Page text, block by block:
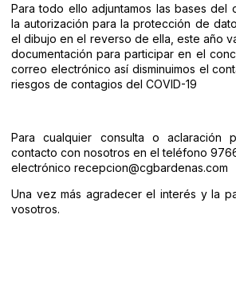
Para todo ello adjuntamos las bases del
la autorización para la protección de
el dibujo en el reverso de ella, este año
documentación para participar en el
correo electrónico así disminuimos el
riesgos de contagios del COVID-19
Para cualquier consulta o aclaración
contacto con nosotros en el teléfono
electrónico recepcion@cgbardenas.com
Una vez más agradecer el interés y la
vosotros.